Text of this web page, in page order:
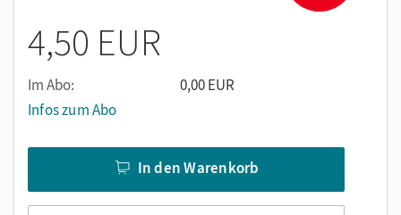
4,50 EUR
Im Abo:
0,00 EUR
Infos zum Abo
In den Warenkorb